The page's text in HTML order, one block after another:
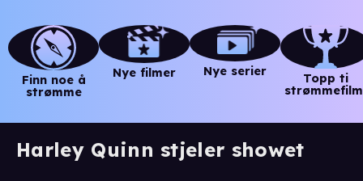
Finn noe å
strømme
Nye filmer Nye serier
Topp ti
Harley Quinn stjeler showet